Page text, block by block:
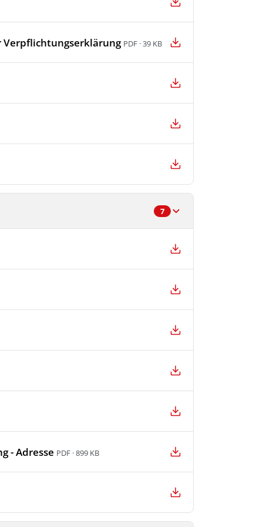
PDF · 39 KB
7
- Adresse PDF · 899 KB